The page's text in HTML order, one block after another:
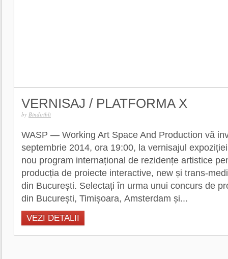
VERNISAJ / PLATFORMA X
by Bindiribli
WASP — Working Art Space And Production vă
septembrie 2014, ora 19:00, la vernisajul
nou program internațional de rezidențe artistice
producția de proiecte interactive, new și trans-
din București. Selectați în urma unui concurs de
din București, Timișoara, Amsterdam și...
VEZI DETALII